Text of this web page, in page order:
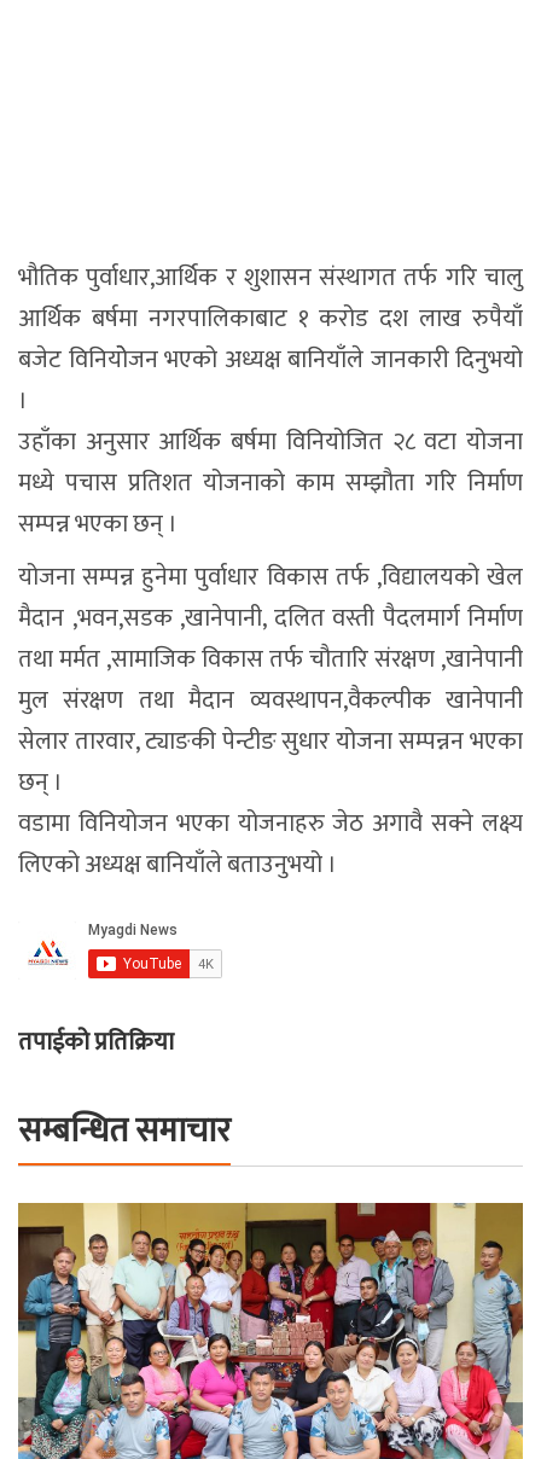
भौतिक पुर्वाधार,आर्थिक र शुशासन संस्थागत तर्फ गरि चालु
आर्थिक बर्षमा नगरपालिकाबाट १ करोड दश लाख रुपैयाँ
बजेट विनियोेजन भएको अध्यक्ष बानियाँले जानकारी दिनुभयो
।
उहाँका अनुसार आर्थिक बर्षमा विनियोजित २८ वटा योजना
मध्ये पचास प्रतिशत योजनाको काम सम्झौता गरि निर्माण
सम्पन्न भएका छन् ।
योजना सम्पन्न हुनेमा पुर्वाधार विकास तर्फ ,विद्यालयको खेल
मैदान ,भवन,सडक ,खानेपानी, दलित वस्ती पैदलमार्ग निर्माण
तथा मर्मत ,सामाजिक विकास तर्फ चौतारि संरक्षण ,खानेपानी
मुल संरक्षण तथा मैदान व्यवस्थापन,वैकल्पीक खानेपानी
सेलार तारवार, ट्याङकी पेन्टीङ सुधार योजना सम्पन्नन भएका
छन् ।
वडामा विनियोजन भएका योजनाहरु जेठ अगावै सक्ने लक्ष्य
लिएको अध्यक्ष बानियाँले बताउनुभयो ।
तपाईको प्रतिक्रिया
सम्बन्धित समाचार